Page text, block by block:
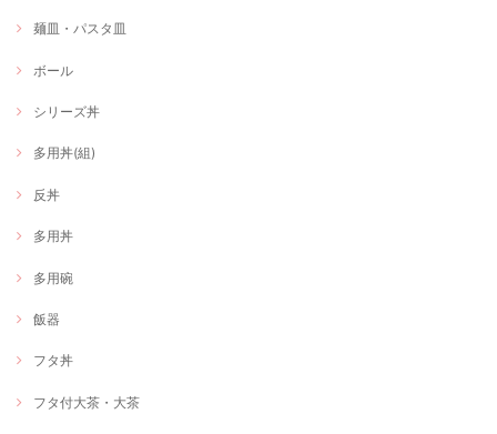
麺皿・パスタ皿
ボール
シリーズ丼
多用丼(組)
反丼
多用丼
多用碗
飯器
フタ丼
フタ付大茶・大茶